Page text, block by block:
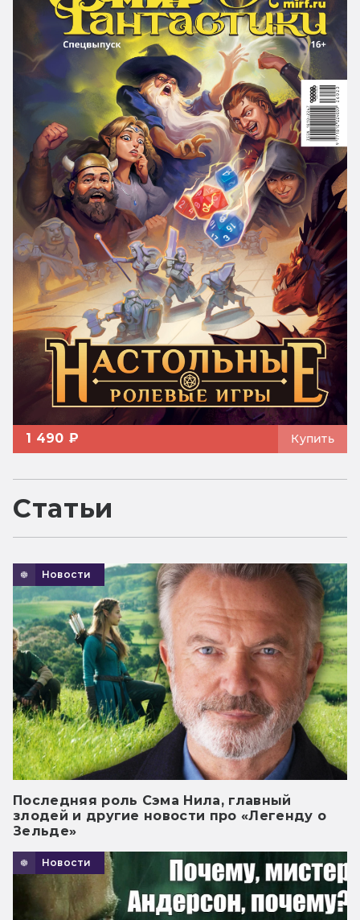
1 490 ₽ Купить
Статьи
Новости
Последняя роль Сэма Нила, главный
злодей и другие новости про «Легенду о
Зельде»
Новости